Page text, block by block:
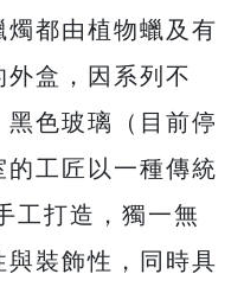
都由植物蠟及有
盒，因系列不
色玻璃（目前停
工匠以一種傳統
工打造，獨一無
裝飾性，同時具